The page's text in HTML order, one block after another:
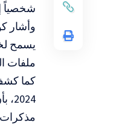
شخصياً
وأشار
يسمح
ملفات
كما
مذكرات